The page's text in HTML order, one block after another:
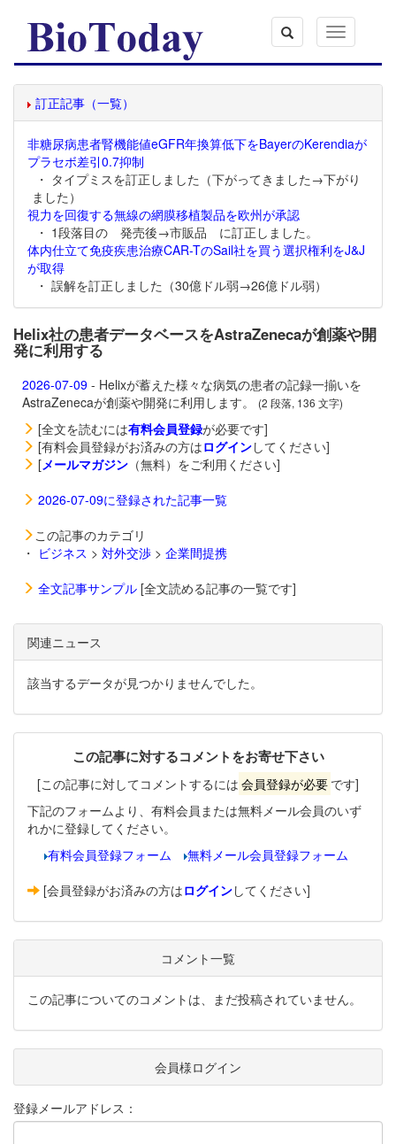
Toggle
navigation
訂正記事（一覧）
非糖尿病患者腎機能値eGFR年換算低下をBayerのKerendiaが
プラセボ差引0.7抑制
・ タイプミスを訂正しました（下がってきました→下がり
ました）
視力を回復する無線の網膜移植製品を欧州が承認
・ 1段落目の 発売後→市販品 に訂正しました。
体内仕立て免疫疾患治療CAR-TのSail社を買う選択権利をJ&J
が取得
・ 誤解を訂正しました（30億ドル弱→26億ドル弱）
Helix社の患者データベースをAstraZenecaが創薬や開
発に利用する
2026-07-09 - Helixが蓄えた様々な病気の患者の記録一揃いを
AstraZenecaが創薬や開発に利用します。
(2 段落, 136 文字)
[全文を読むには有料会員登録が必要です]
[有料会員登録がお済みの方はログインしてください]
[メールマガジン （無料）をご利用ください]
2026-07-09に登録された記事一覧
この記事のカテゴリ
・ ビジネス > 対外交渉 > 企業間提携
全文記事サンプル [全文読める記事の一覧です]
関連ニュース
該当するデータが見つかりませんでした。
この記事に対するコメントをお寄せ下さい
[この記事に対してコメントするには 会員登録が必要 です]
下記のフォームより、有料会員または無料メール会員のいず
れかに登録してください。
有料会員登録フォーム
無料メール会員登録フォーム
[会員登録がお済みの方はログインしてください]
コメント一覧
この記事についてのコメントは、まだ投稿されていません。
会員様ログイン
登録メールアドレス：